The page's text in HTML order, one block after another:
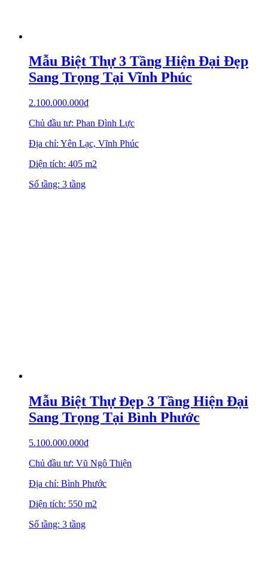
Mẫu Biệt Thự 3 Tầng Hiện Đại Đẹp
Sang Trọng Tại Vĩnh Phúc
2.100.000.000₫
Chủ đầu tư: Phan Đình Lực
Địa chỉ: Yên Lạc, Vĩnh Phúc
Diện tích: 405 m2
Số tầng: 3 tầng
Mẫu Biệt Thự Đẹp 3 Tầng Hiện Đại
Sang Trọng Tại Bình Phước
5.100.000.000₫
Chủ đầu tư: Vũ Ngô Thiện
Địa chỉ: Bình Phước
Diện tích: 550 m2
Số tầng: 3 tầng